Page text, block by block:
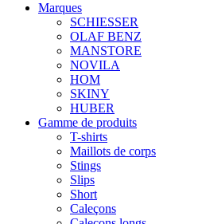
Marques
SCHIESSER
OLAF BENZ
MANSTORE
NOVILA
HOM
SKINY
HUBER
Gamme de produits
T-shirts
Maillots de corps
Stings
Slips
Short
Caleçons